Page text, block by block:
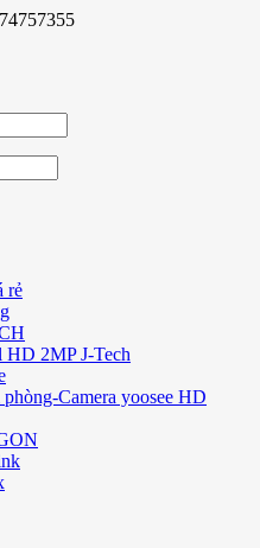
rẻ
2MP J-Tech
Camera yoosee HD